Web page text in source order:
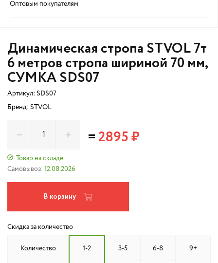
Оптовым покупателям
Динамическая стропа STVOL 7т
6 метров стропа шириной 70 мм,
СУМКА SDS07
Артикул: SDS07
Бренд: STVOL
Товар на складе
Самовывоз: 12.08.2026
=2895 ₽
В корзину
Скидка за количество
Количество 1-2 3-5 6-8 9+